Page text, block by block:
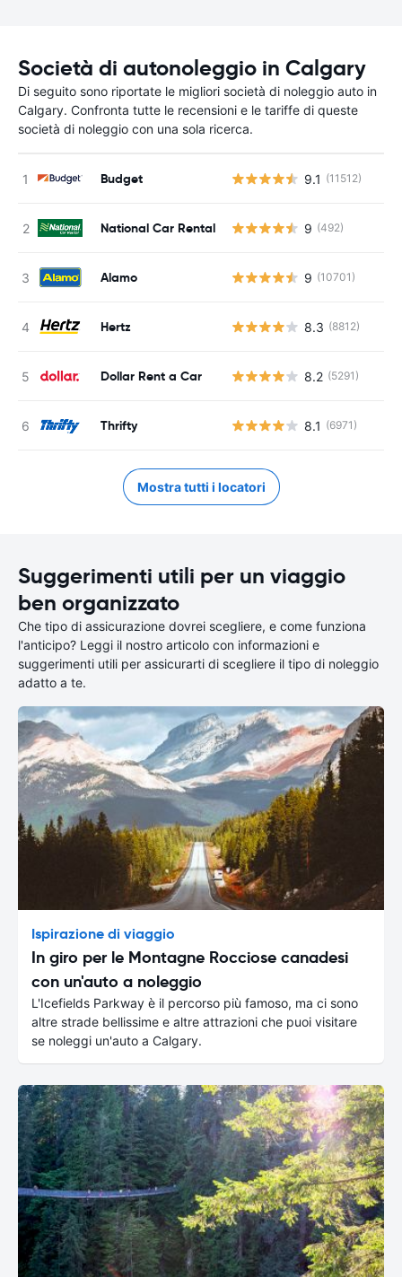
Società di autonoleggio in Calgary
Di seguito sono riportate le migliori società di noleggio auto in
Calgary. Confronta tutte le recensioni e le tariffe di queste
società di noleggio con una sola ricerca.
Budget 9.1 (11512)
National Car Rental 9 (492)
Alamo 9 (10701)
Hertz 8.3 (8812)
Dollar Rent a Car 8.2 (5291)
Thrifty 8.1 (6971)
Mostra tutti i locatori
Suggerimenti utili per un viaggio
ben organizzato
Che tipo di assicurazione dovrei scegliere, e come funziona
l'anticipo? Leggi il nostro articolo con informazioni e
suggerimenti utili per assicurarti di scegliere il tipo di noleggio
adatto a te.
Ispirazione di viaggio
In giro per le Montagne Rocciose canadesi
con un'auto a noleggio
L'Icefields Parkway è il percorso più famoso, ma ci sono
altre strade bellissime e altre attrazioni che puoi visitare
se noleggi un'auto a Calgary.